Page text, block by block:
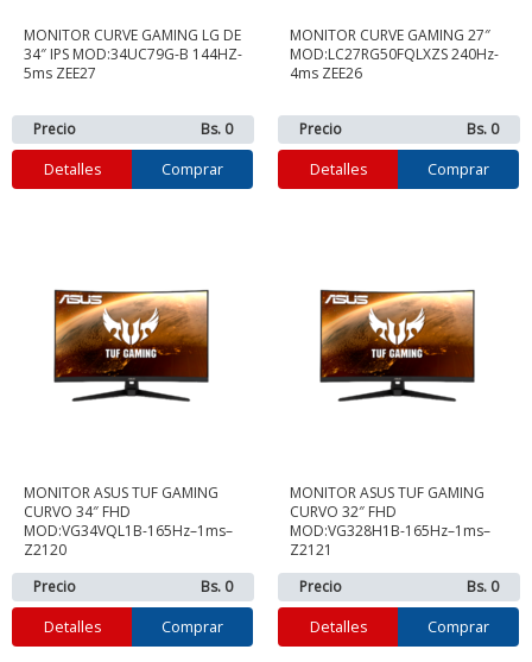
MONITOR CURVE GAMING LG DE
34″ IPS MOD:34UC79G-B 144HZ-
5ms ZEE27
Precio Bs. 0
Detalles Comprar
MONITOR CURVE GAMING 27″
MOD:LC27RG50FQLXZS 240Hz-
4ms ZEE26
Precio Bs. 0
Detalles Comprar
MONITOR ASUS TUF GAMING
CURVO 34″ FHD
MOD:VG34VQL1B-165Hz–1ms–
Z2120
Precio
Bs. 0
Detalles Comprar
MONITOR ASUS TUF GAMING
CURVO 32″ FHD
MOD:VG328H1B-165Hz–1ms–
Z2121
Precio
Bs. 0
Detalles Comprar